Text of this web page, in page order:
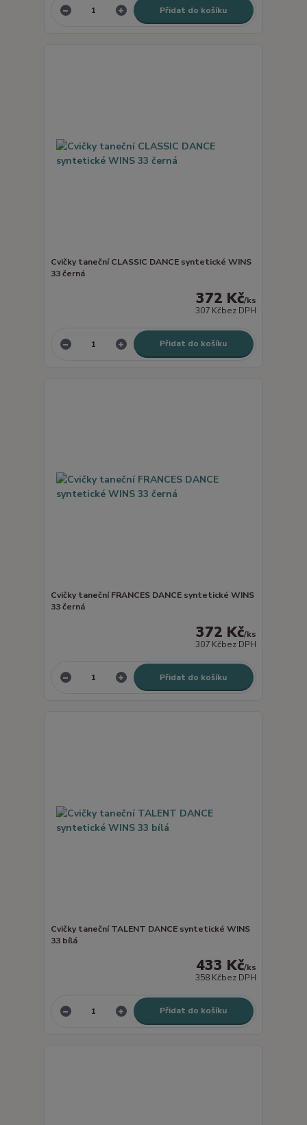
Přidat do košíku
Cvičky taneční CLASSIC DANCE syntetické WINS
33 černá
372 Kč/ks
307 Kčbez DPH
Přidat do košíku
Cvičky taneční FRANCES DANCE syntetické WINS
33 černá
372 Kč/ks
307 Kčbez DPH
Přidat do košíku
Cvičky taneční TALENT DANCE syntetické WINS
33 bílá
433 Kč/ks
358 Kčbez DPH
Přidat do košíku